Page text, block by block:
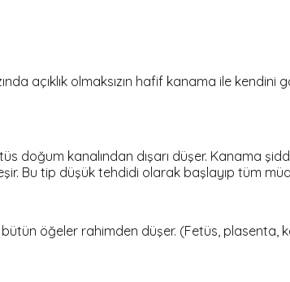
açıklık olmaksızın hafif kanama ile
kanalından dışarı düşer. Kanama
Bu tip düşük tehdidi olarak başlayıp tüm
bütün öğeler rahimden düşer. (Fetüs,